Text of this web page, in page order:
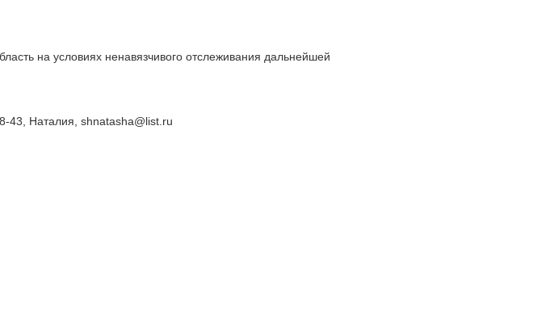
на условиях ненавязчивого отслеживания дальнейшей
43, Наталия, shnatasha@list.ru